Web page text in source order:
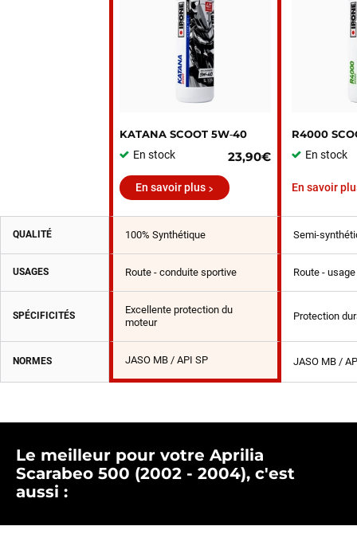
KATANA SCOOT 5W‑40
En stock
23,90€
R4000
En stock
En savoir plus En savoir
QUALITÉ 100% Synthétique Semi-
USAGES Route - conduite sportive Route -
SPÉCIFICITÉS
Excellente protection du
moteur
Protection
NORMES JASO MB / API SP JASO MB /
Le meilleur pour votre Aprilia
Scarabeo 500 (2002 - 2004), c'est
aussi :